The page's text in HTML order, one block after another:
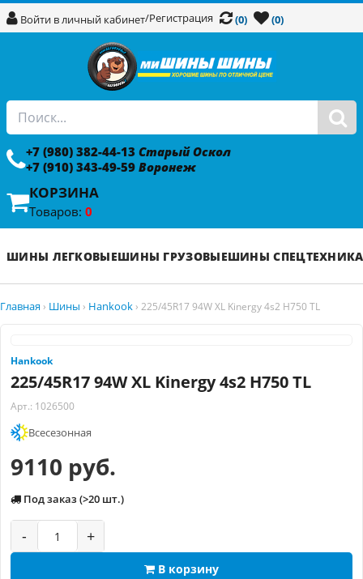
Войти в личный кабинет/Регистрация (0) (0)
+7 (980) 382-44-13 Старый Оскол
+7 (910) 343-49-59 Воронеж
КОРЗИНА
Товаров: 0
ШИНЫ ЛЕГКОВЫЕШИНЫ ГРУЗОВЫЕШИНЫ СПЕЦТЕХНИКА
Главная › Шины › Hankook › 225/45R17 94W XL Kinergy 4s2 H750 TL
Hankook
225/45R17 94W XL Kinergy 4s2 H750 TL
Арт.: 1026500
Всесезонная
9110 руб.
Под заказ (>20 шт.)
- +
В корзину